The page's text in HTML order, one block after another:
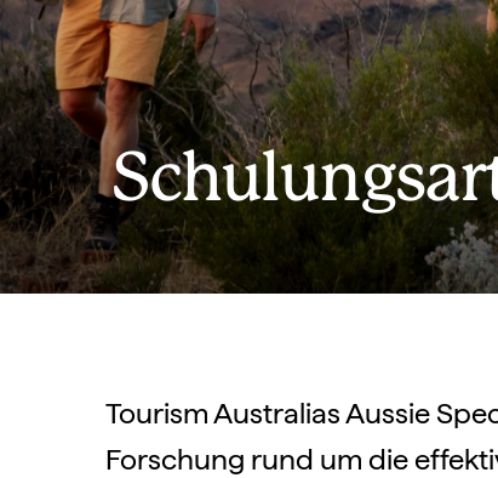
Tourism Australias Aussie
Forschung rund um die